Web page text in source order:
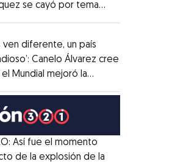
se cayó por tema
ven diferente, un país
Canelo Álvarez cree
Mundial mejoró la
Así fue el momento
de la explosión de la